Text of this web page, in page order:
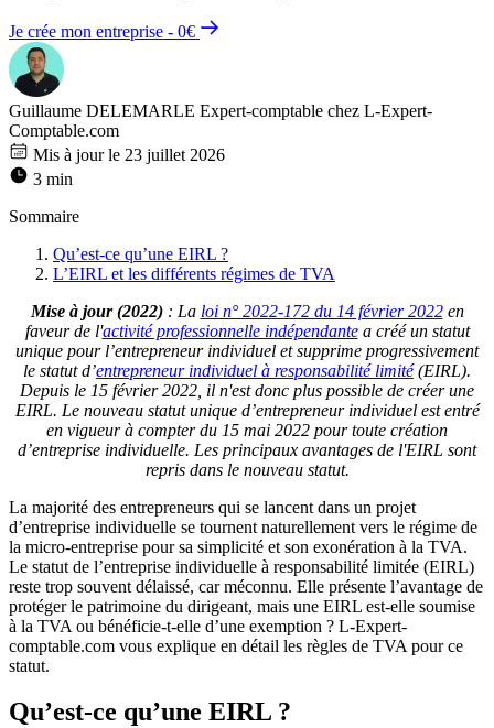
Je crée mon entreprise - 0€
Guillaume DELEMARLE Expert-comptable chez L-Expert-
Comptable.com
Mis à jour le 23 juillet 2026
3 min
Sommaire
Qu’est-ce qu’une EIRL ?
L’EIRL et les différents régimes de TVA
Mise à jour (2022): La loi n° 2022-172 du 14 février 2022en
faveur de l'activité professionnelle indépendantea créé un statut
unique pour l’entrepreneur individuel et supprime progressivement
le statut d’entrepreneur individuel à responsabilité limité(EIRL).
Depuis le 15 février 2022, il n'est donc plus possible de créer une
EIRL. Le nouveau statut unique d’entrepreneur individuel est entré
en vigueur à compter du 15 mai 2022 pour toute création
d’entreprise individuelle. Les principaux avantages de l'EIRL sont
repris dans le nouveau statut.
La majorité des entrepreneurs qui se lancent dans un projet
d’entreprise individuelle se tournent naturellement vers le régime de
la micro-entreprise pour sa simplicité et son exonération à la TVA.
Le statut de l’entreprise individuelle à responsabilité limitée (EIRL)
reste trop souvent délaissé, car méconnu. Elle présente l’avantage de
protéger le patrimoine du dirigeant, mais une EIRL est-elle soumise
à la TVA ou bénéficie-t-elle d’une exemption ? L-Expert-
comptable.com vous explique en détail les règles de TVA pour ce
statut.
Qu’est-ce qu’une EIRL ?